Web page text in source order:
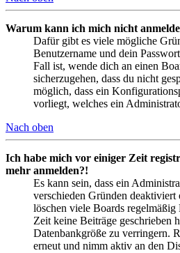
Warum kann ich mich nicht
Dafür gibt es viele mögliche
Benutzername und dein
Fall ist, wende dich an einen
sicherzugehen, dass du nicht
möglich, dass ein
vorliegt, welches ein
Nach oben
Ich habe mich vor einiger Zeit
mehr anmelden?!
Es kann sein, dass ein
verschieden Gründen
löschen viele Boards
Zeit keine Beiträge geschrieben
Datenbankgröße zu verringern.
erneut und nimm aktiv an den